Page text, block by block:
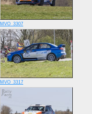
MVO_3307
MVO_3317